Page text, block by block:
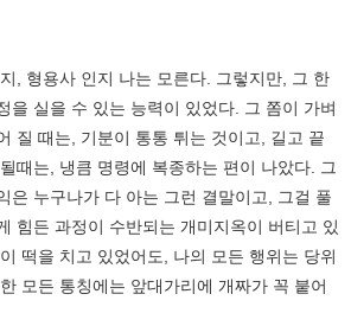
, 형용사 인지 나는 모른다. 그렇지만, 그 한
을 실을 수 있는 능력이 있었다. 그 쫌이 가벼
질 때는, 기분이 통통 튀는 것이고, 길고 끝
때는, 냉큼 명령에 복종하는 편이 나았다. 그
은 누구나가 다 아는 그런 결말이고, 그걸 풀
힘든 과정이 수반되는 개미지옥이 버티고 있
떡을 치고 있었어도, 나의 모든 행위는 당위
모든 통칭에는 앞대가리에 개짜가 꼭 붙어